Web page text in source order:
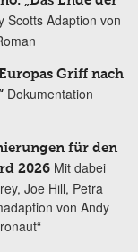
Scotts Adaption von
Griff nach
Dokumentation
für den
2026 Mit dabei
Joe Hill, Petra
von Andy